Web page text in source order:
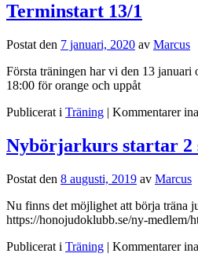
Terminstart 13/1
Postat den 7 januari, 2020 av Marcus
Första träningen har vi den 13
18:00 för orange och uppåt
Publicerat i Träning | Kommentarer
Nybörjarkurs startar 2
Postat den 8 augusti, 2019 av Marcus
Nu finns det möjlighet att börja träna
https://honojudoklubb.se/ny-medlem/
Publicerat i Träning | Kommentarer